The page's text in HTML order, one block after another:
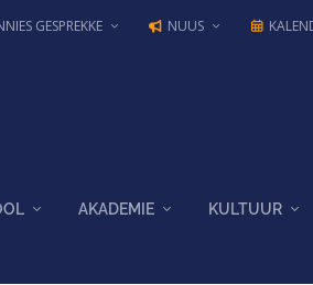
GESPREKKE NUUS
AKADEMIE KULTUUR